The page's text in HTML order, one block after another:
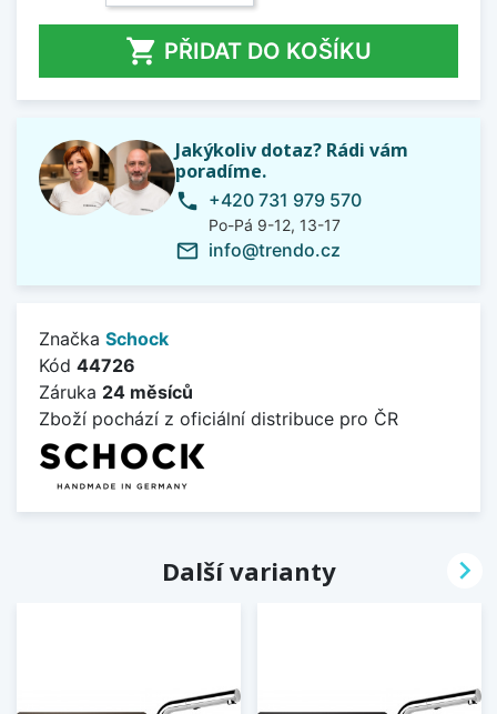
 PŘIDAT DO KOŠÍKU
Jakýkoliv dotaz? Rádi vám
poradíme.
phone +420 731 979 570
Po-Pá 9-12, 13-17
mail_outline info@trendo.cz
Značka Schock
Kód 44726
Záruka 24 měsíců
Zboží pochází z oficiální distribuce pro ČR
Další varianty 